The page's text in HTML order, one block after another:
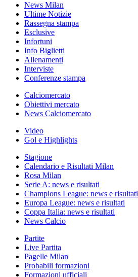
News Milan
Ultime Notizie
Rassegna stampa
Esclusive
Infortuni
Info Biglietti
Allenamenti
Interviste
Conferenze stampa
Calciomercato
Obiettivi mercato
News Calciomercato
Video
Gol e Highlights
Stagione
Calendario e Risultati Milan
Rosa Milan
Serie A: news e risultati
Champions League: news e risultati
Europa League: news e risultati
Coppa Italia: news e risultati
News Calcio
Partite
Live Partita
Pagelle Milan
Probabili formazioni
Formazioni ufficiali